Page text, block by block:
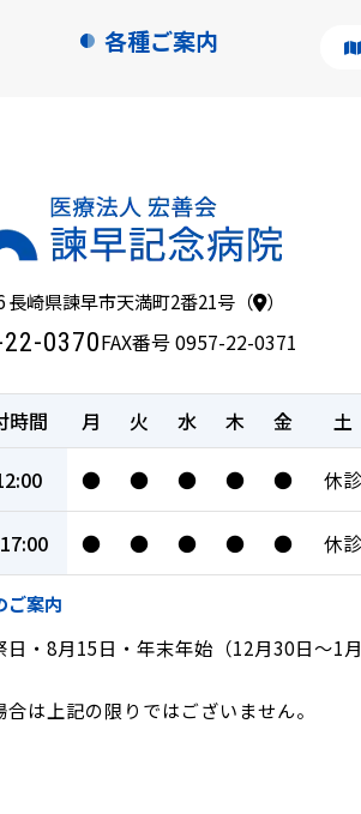
各種ご案内
長崎県諫早市天満町2番21号（ ）
0370FAX番号 0957-22-0371
時間 月 火 水 木 金 土
● ● ● ● ● 休診
● ● ● ● ● 休診
ご案内
日・8月15日・年末年始（12月30日～1
は上記の限りではございません。